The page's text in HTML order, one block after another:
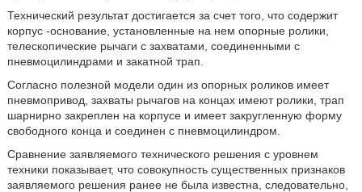
Технический результат достигается за счет того, что содержит
корпус -основание, установленные на нем опорные ролики,
телескопические рычаги с захватами, соединенными с
пневмоцилиндрами и закатной трап.
Согласно полезной модели один из опорных роликов имеет
пневмопривод, захваты рычагов на концах имеют ролики, трап
шарнирно закреплен на корпусе и имеет закругленную форму
свободного конца и соединен с пневмоцилиндром.
Сравнение заявляемого технического решения с уровнем
техники показывает, что совокупность существенных признаков
заявляемого решения ранее не была известна, следовательно,